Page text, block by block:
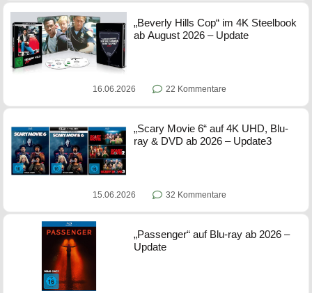
„Beverly Hills Cop“ im 4K Steelbook
ab August 2026 – Update
16.06.2026 22 Kommentare
„Scary Movie 6“ auf 4K UHD, Blu-
ray & DVD ab 2026 – Update3
15.06.2026 32 Kommentare
„Passenger“ auf Blu-ray ab 2026 –
Update